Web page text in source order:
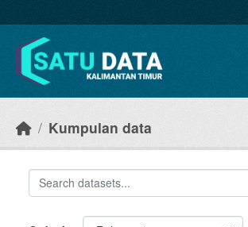
Kumpulan data